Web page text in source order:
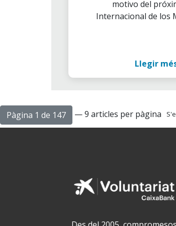
en el Día de los
motivo del
Internacional de los
Llegir
Pàgina 1 de 147 — 9 articles per pàgina